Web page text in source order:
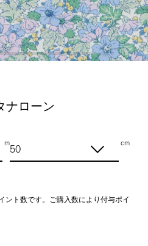
ナローン
m cm
ント数です。ご購入数により付与ポイ